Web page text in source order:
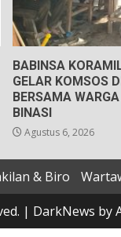
BABINSA
GELAR KOMSOS
BERSAMA
BINASI
Agustus 6, 2026
& Biro
| DarkNews by